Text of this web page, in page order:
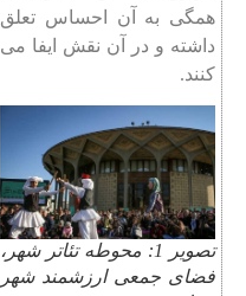
همگی به آن احساس تعلق
داشته و در آن نقش ایفا می
کنند.
تصویر 1: محوطه تئاتر شهر،
فضای جمعی ارزشمند شهر